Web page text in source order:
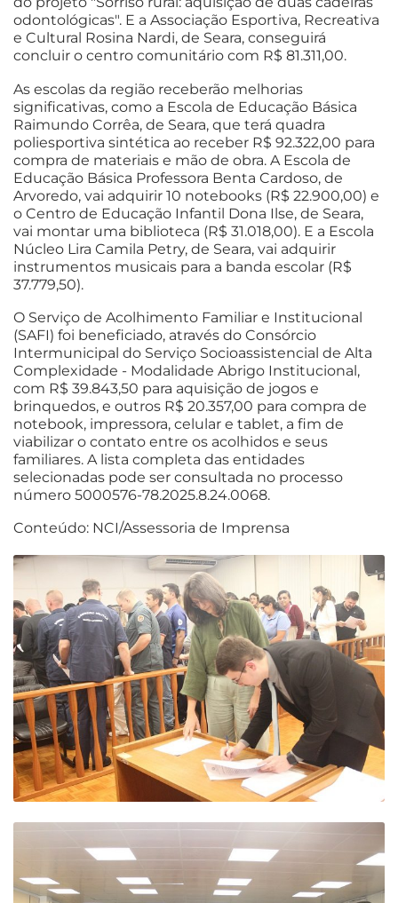
odontológicas". E a Associação Esportiva, Recreativa
e Cultural Rosina Nardi, de Seara, conseguirá
concluir o centro comunitário com R$ 81.311,00.
As escolas da região receberão melhorias
significativas, como a Escola de Educação Básica
Raimundo Corrêa, de Seara, que terá quadra
poliesportiva sintética ao receber R$ 92.322,00 para
compra de materiais e mão de obra. A Escola de
Educação Básica Professora Benta Cardoso, de
Arvoredo, vai adquirir 10 notebooks (R$ 22.900,00) e
o Centro de Educação Infantil Dona Ilse, de Seara,
vai montar uma biblioteca (R$ 31.018,00). E a Escola
Núcleo Lira Camila Petry, de Seara, vai adquirir
instrumentos musicais para a banda escolar (R$
37.779,50).
O Serviço de Acolhimento Familiar e Institucional
(SAFI) foi beneficiado, através do Consórcio
Intermunicipal do Serviço Socioassistencial de Alta
Complexidade - Modalidade Abrigo Institucional,
com R$ 39.843,50 para aquisição de jogos e
brinquedos, e outros R$ 20.357,00 para compra de
notebook, impressora, celular e tablet, a fim de
viabilizar o contato entre os acolhidos e seus
familiares. A lista completa das entidades
selecionadas pode ser consultada no processo
número 5000576-78.2025.8.24.0068.
Conteúdo: NCI/Assessoria de Imprensa